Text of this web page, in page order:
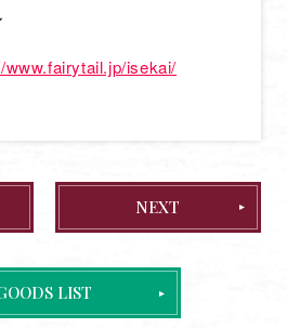
STORY
MUSIC
Blu-ray
BOOKS
GOODS
www.fairytail.jp/isekai/
NEXT
LIST